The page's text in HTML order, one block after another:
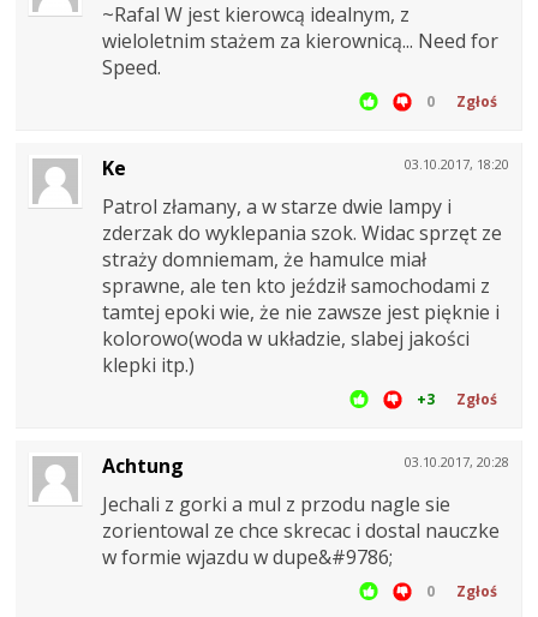
~Rafal W jest kierowcą idealnym, z
wieloletnim stażem za kierownicą... Need for
Speed.
0 Zgłoś
03.10.2017, 18:20
Ke
Patrol złamany, a w starze dwie lampy i
zderzak do wyklepania szok. Widac sprzęt ze
straży domniemam, że hamulce miał
sprawne, ale ten kto jeździł samochodami z
tamtej epoki wie, że nie zawsze jest pięknie i
kolorowo(woda w układzie, slabej jakości
klepki itp.)
+3 Zgłoś
03.10.2017, 20:28
Achtung
Jechali z gorki a mul z przodu nagle sie
zorientowal ze chce skrecac i dostal nauczke
w formie wjazdu w dupe&#9786;
0 Zgłoś